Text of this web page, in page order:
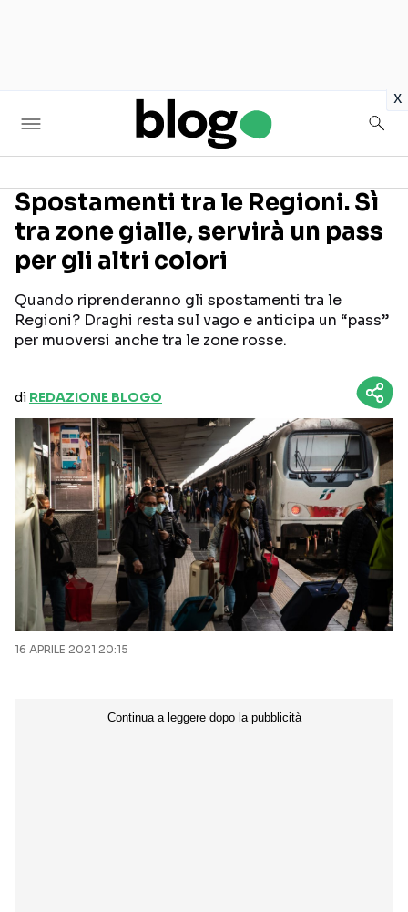
x
Seguici sui social
Spostamenti tra le Regioni. Sì
tra zone gialle, servirà un pass
per gli altri colori
Quando riprenderanno gli spostamenti tra le
Regioni? Draghi resta sul vago e anticipa un “pass”
per muoversi anche tra le zone rosse.
di REDAZIONE BLOGO
16 APRILE 2021 20:15